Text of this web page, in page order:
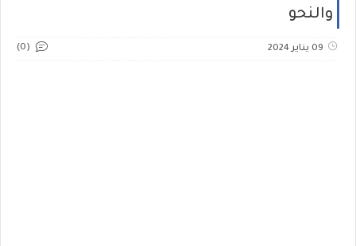
والنحو
09 يناير 2024 (0)